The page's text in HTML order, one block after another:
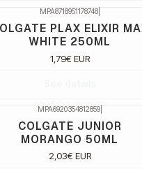
MPA8718951178748|
PLAX ELIXIR
WHITE 250ML
1,79€ EUR
MPA6920354812859|
COLGATE JUNIOR
MORANGO 50ML
2,03€ EUR